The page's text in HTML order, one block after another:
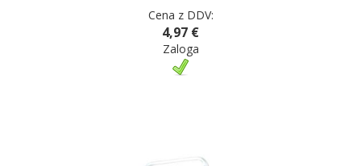
Cena z DDV:
4,97 €
Zaloga